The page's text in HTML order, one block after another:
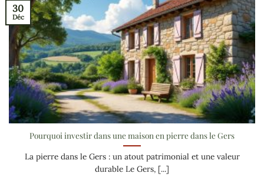
Pourquoi investir dans une maison en pierre dans le Gers
La pierre dans le Gers : un atout patrimonial et une valeur
durable Le Gers, [...]
30
Déc